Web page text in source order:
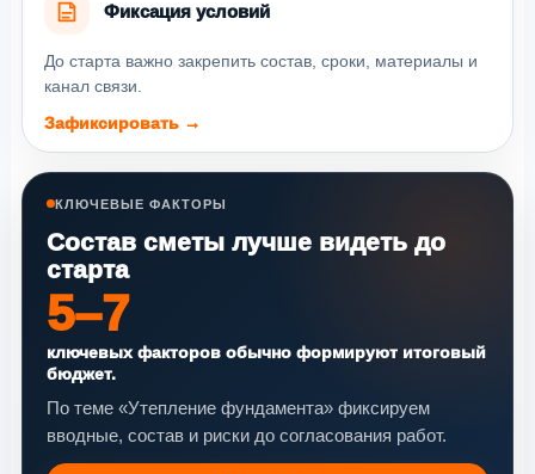
Фиксация условий
До старта важно закрепить состав, сроки, материалы и
канал связи.
Зафиксировать →
КЛЮЧЕВЫЕ ФАКТОРЫ
Состав сметы лучше видеть до
старта
5–7
ключевых факторов обычно формируют итоговый
бюджет.
По теме «Утепление фундамента» фиксируем
вводные, состав и риски до согласования работ.